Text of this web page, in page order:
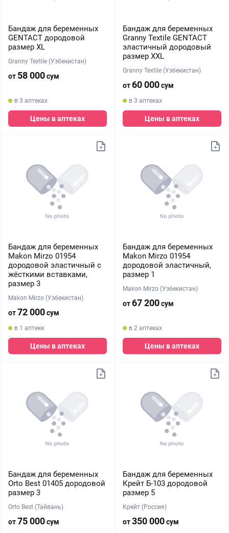
Бандаж для беременных
GENTACT дородовой
размер XL
Granny Textile (Узбекистан)
от 58 000сум
в 3 аптеках
Цены в аптеках
Бандаж для беременных
Granny Textile GENTACT
эластичный дородовый
размер XXL
Granny Textile (Узбекистан)
от60 000сум
в 3 аптеках
Цены в аптеках
Бандаж для беременных
Makon Mirzo 01954
дородовой эластичный с
жёсткими вставками,
размер 3
Makon Mirzo (Узбекистан)
от72 000сум
в 1 аптеке
Цены в аптеках
Бандаж для беременных
Makon Mirzo 01954
дородовой эластичный,
размер 1
Makon Mirzo (Узбекистан)
от67 200сум
в 2 аптеках
Цены в аптеках
Бандаж для беременных
Orto Best 01405 дородовой
размер 3
Orto Best (Тайвань)
от75 000сум
Бандаж для беременных
Крейт Б-103 дородовой
размер 5
Крейт (Россия)
от350 000сум